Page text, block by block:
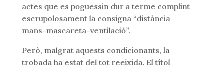
actes que es poguessin dur a terme complint
escrupolosament la consigna “distància-
mans-mascareta-ventilació”.
Però, malgrat aquests condicionants, la
trobada ha estat del tot reeixida. El títol